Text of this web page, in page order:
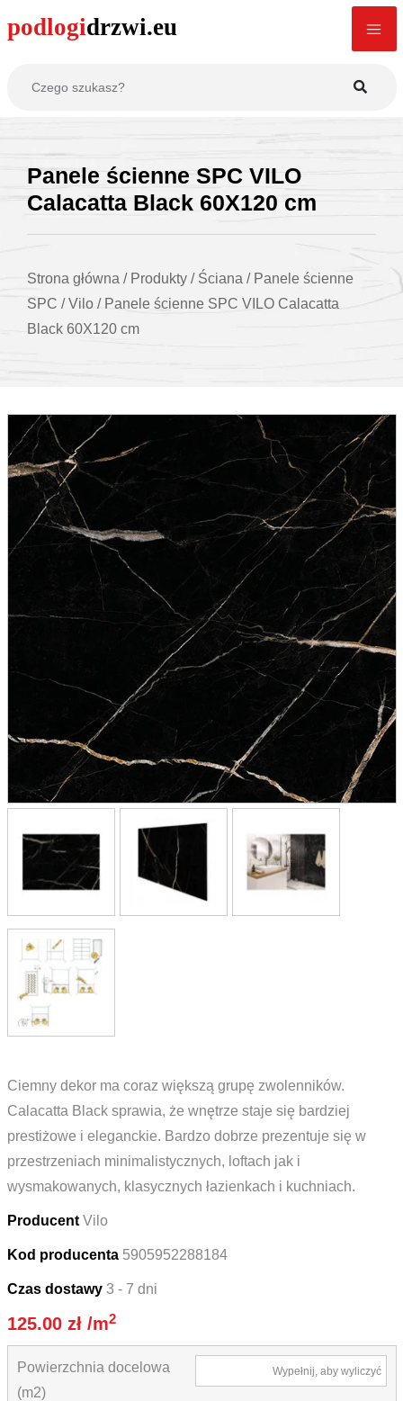
Panele ścienne SPC VILO
Calacatta Black 60X120 cm
Strona główna / Produkty / Ściana / Panele ścienne
SPC /Vilo / Panele ścienne SPC VILO Calacatta
Black 60X120 cm
Ciemny dekor ma coraz większą grupę zwolenników.
Calacatta Black sprawia, że wnętrze staje się bardziej
prestiżowe i eleganckie. Bardzo dobrze prezentuje się w
przestrzeniach minimalistycznych, loftach jak i
wysmakowanych, klasycznych łazienkach i kuchniach.
Producent Vilo
Kod producenta 5905952288184
Czas dostawy 3 - 7 dni
125.00 zł/m2
Powierzchnia docelowa
(m2)
Wypełnij, aby wyliczyć